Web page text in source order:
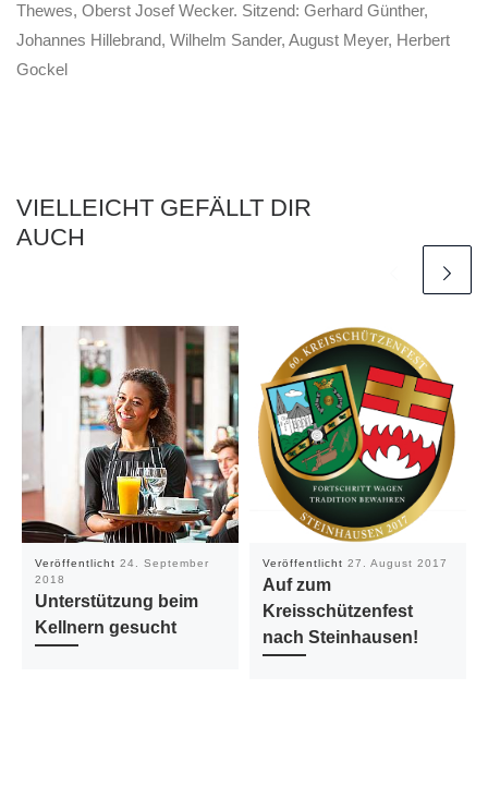
Thewes, Oberst Josef Wecker. Sitzend: Gerhard Günther,
Johannes Hillebrand, Wilhelm Sander, August Meyer, Herbert
Gockel
VIELLEICHT GEFÄLLT DIR
AUCH
Veröffentlicht 24. September
2018
Unterstützung beim
Kellnern gesucht
Veröffentlicht 27. August 2017
Auf zum
Kreisschützenfest
nach Steinhausen!